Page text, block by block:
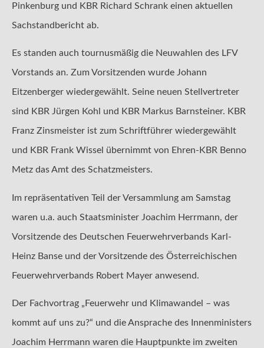
Pinkenburg und KBR Richard Schrank einen aktuellen
Sachstandbericht ab.
Es standen auch tournusmäßig die Neuwahlen des LFV
Vorstands an. Zum Vorsitzenden wurde Johann
Eitzenberger wiedergewählt. Seine neuen Stellvertreter
sind KBR Jürgen Kohl und KBR Markus Barnsteiner. KBR
Franz Zinsmeister ist zum Schriftführer wiedergewählt
und KBR Frank Wissel übernimmt von Ehren-KBR Benno
Metz das Amt des Schatzmeisters.
Im repräsentativen Teil der Versammlung am Samstag
waren u.a. auch Staatsminister Joachim Herrmann, der
Vorsitzende des Deutschen Feuerwehrverbands Karl-
Heinz Banse und der Vorsitzende des Österreichischen
Feuerwehrverbands Robert Mayer anwesend.
Der Fachvortrag „Feuerwehr und Klimawandel – was
kommt auf uns zu?“ und die Ansprache des Innenministers
Joachim Herrmann waren die Hauptpunkte im zweiten